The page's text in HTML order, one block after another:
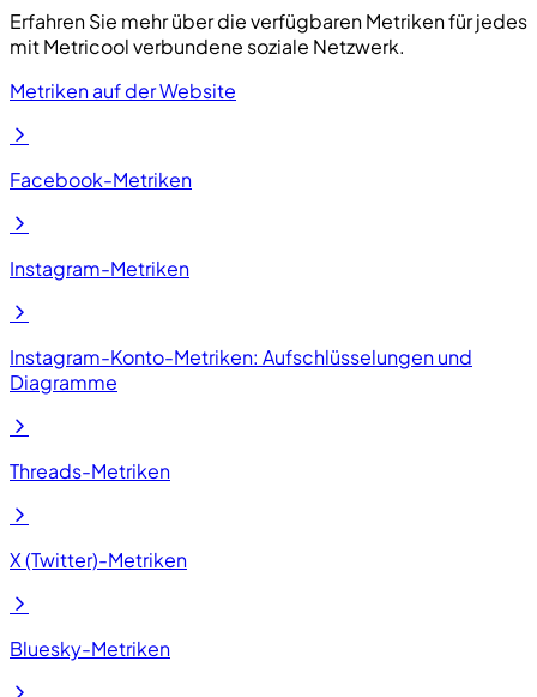
Erfahren Sie mehr über die verfügbaren Metriken für jedes
mit Metricool verbundene soziale Netzwerk.
Metriken auf der Website
Facebook-Metriken
Instagram-Metriken
Instagram-Konto-Metriken: Aufschlüsselungen und
Diagramme
Threads-Metriken
X (Twitter)-Metriken
Bluesky-Metriken